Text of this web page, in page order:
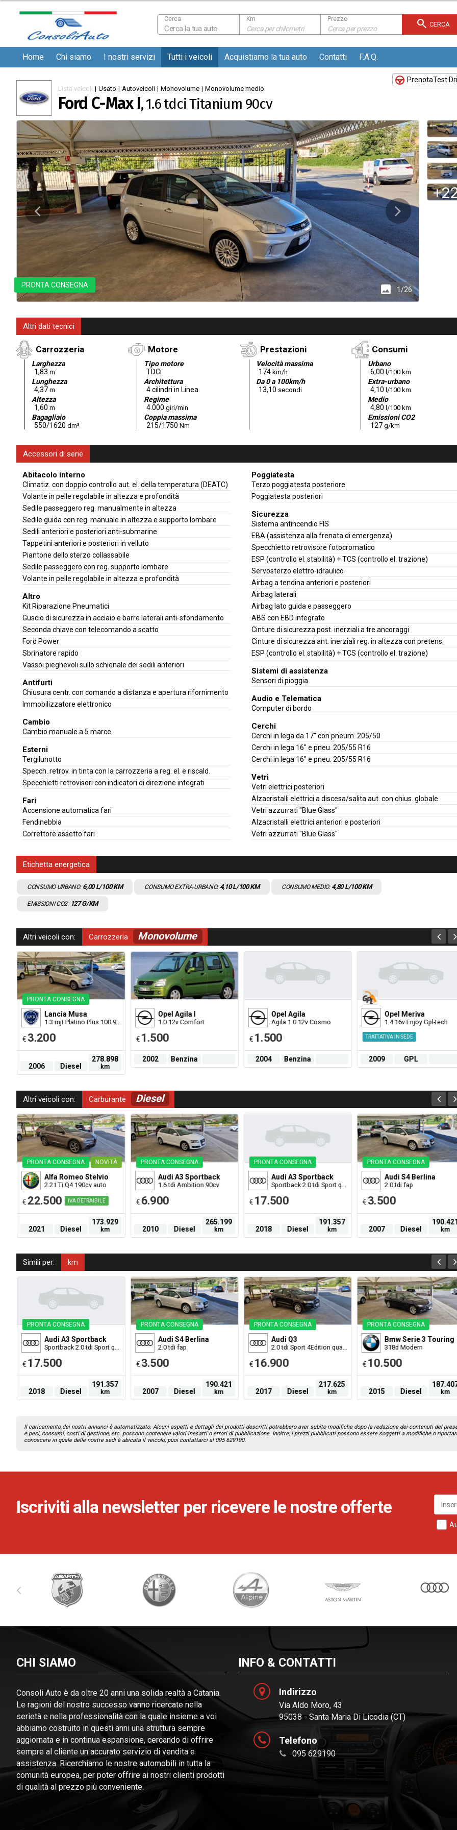
Cerca per chilometri Cerca per prezzo
CERCA
Home Chi siamo I nostri servizi Tutti i veicoli Acquistiamo la tua auto Contatti F.A.Q.
PrenotaTest
Lista veicoli | Usato | Autoveicoli | Monovolume | Monovolume medio
Ford C-Max I,1.6 tdci Titanium 90cv
PRONTA CONSEGNA insert_photo 2/26
Altri dati tecnici
Carrozzeria
Larghezza
1,83 m
Lunghezza
4,37 m
Altezza
1,60 m
Bagagliaio
550/1620 dm³
Motore
Tipo motore
TDCi
Architettura
4 cilindri in Linea
Regime
4.000 giri/min
Coppia massima
215/1750 Nm
Prestazioni
Velocità massima
174km/h
Da 0 a 100km/h
13,10 secondi
Consumi
Urbano
6,00 l/100 km
Extra-urbano
4,10 l/100 km
Medio
4,80 l/100 km
Emissioni CO2
127 g/km
Accessori di serie
Abitacolo interno
Climatiz. con doppio controllo aut. el. della temperatura (DEATC)
Volante in pelle regolabile in altezza e profondità
Sedile passeggero reg. manualmente in altezza
Sedile guida con reg. manuale in altezza e supporto lombare
Sedili anteriori e posteriori anti-submarine
Tappetini anteriori e posteriori in velluto
Piantone dello sterzo collassabile
Sedile passeggero con reg. supporto lombare
Volante in pelle regolabile in altezza e profondità
Altro
Kit Riparazione Pneumatici
Guscio di sicurezza in acciaio e barre laterali anti-sfondamento
Seconda chiave con telecomando a scatto
Ford Power
Sbrinatore rapido
Vassoi pieghevoli sullo schienale dei sedili anteriori
Antifurti
Chiusura centr. con comando a distanza e apertura rifornimento
Immobilizzatore elettronico
Cambio
Cambio manuale a 5 marce
Esterni
Tergilunotto
Specch. retrov. in tinta con la carrozzeria a reg. el. e riscald.
Specchietti retrovisori con indicatori di direzione integrati
Fari
Accensione automatica fari
Fendinebbia
Correttore assetto fari
Poggiatesta
Terzo poggiatesta posteriore
Poggiatesta posteriori
Sicurezza
Sistema antincendio FIS
EBA (assistenza alla frenata di emergenza)
Specchietto retrovisore fotocromatico
ESP (controllo el. stabilità) + TCS (controllo el. trazione)
Servosterzo elettro-idraulico
Airbag a tendina anteriori e posteriori
Airbag laterali
Airbag lato guida e passeggero
ABS con EBD integrato
Cinture di sicurezza post. inerziali a tre ancoraggi
Cinture di sicurezza ant. inerziali reg. in altezza con pretens.
ESP (controllo el. stabilità) + TCS (controllo el. trazione)
Sistemi di assistenza
Sensori di pioggia
Audio e Telematica
Computer di bordo
Cerchi
Cerchi in lega da 17" con pneum. 205/50
Cerchi in lega 16" e pneu. 205/55 R16
Cerchi in lega 16" e pneu. 205/55 R16
Vetri
Vetri elettrici posteriori
Alzacristalli elettrici a discesa/salita aut. con chius. globale
Vetri azzurrati "Blue Glass"
Alzacristalli elettrici anteriori e posteriori
Vetri azzurrati "Blue Glass"
Etichetta energetica
CONSUMO URBANO:6,00L/100 KM CONSUMO EXTRA-URBANO: 4,10L/100 KM CONSUMO MEDIO:4,80L/100 KM
EMISSIONI CO2: 127G/KM
Altri veicoli con: Carrozzeria Monovolume
PRONTA CONSEGNA
Lancia Musa
€3.200
2006 Diesel
278.898
km
Opel Agila I
1.0 12v Comfort
€ 1.500
2002 Benzina
Opel Agila
Agila 1.0 12v Cosmo
€1.500
2004 Benzina
Opel Meriva
1.4 16v Enjoy Gpl-tech
TRATTATIVA IN SEDE
2009 GPL
Altri veicoli con: Carburante Diesel
PRONTA CONSEGNA NOVITÀ
Alfa Romeo Stelvio
2.2 t Ti Q4 190cv auto
€22.500 IVA DETRAIBILE
2021 Diesel
173.929
km
PRONTA CONSEGNA
Audi A3 Sportback
1.6 tdi Ambition 90cv
€6.900
2010 Diesel
265.199
km
PRONTA CONSEGNA
Audi A3 Sportback
€17.500
2018 Diesel
191.357
km
PRONTA CONSEGNA
Audi S4 Berlina
2.0 tdi fap
€3.500
2007 Diesel
190.421
km
Simili per: km
PRONTA CONSEGNA
Audi A3 Sportback
€ 17.500
2018 Diesel
191.357
km
PRONTA CONSEGNA
Audi S4 Berlina
2.0 tdi fap
€3.500
2007 Diesel
190.421
km
PRONTA CONSEGNA
Audi Q3
€16.900
2017 Diesel
217.625
km
PRONTA CONSEGNA
Bmw Serie 3 Touring
318d Modern
€10.500
2015 Diesel km
Il caricamento dei nostri annunci è automatizzato. Alcuni aspetti e dettagli dei prodotti descritti potrebbero aver subito modifiche dopo la redazione dei contenuti del
e pesi, consumi, costi di gestione, etc. possono contenere valori inesatti o errori di pubblicazione. Inoltre, i prezzi pubblicati possono essere soggetti a modifiche o
conoscere in quale delle nostre sedi è ubicata il veicolo, puoi contattarci al 095 629190.
Iscriviti alla newsletter per ricevere le nostre offerte
CHI SIAMO
Consoli Auto è da oltre 20 anni una solida realtà a Catania.
Le ragioni del nostro successo vanno ricercate nella
serietà e nella professionalità con la quale insieme a voi
abbiamo costruito in questi anni una struttura sempre
aggiornata e in continua espansione, cercando di offrire
sempre al cliente un accurato servizio di vendita e
assistenza. Ricerchiamo le nostre automobili in tutta la
comunità europea, per poter offrire ai nostri clienti prodotti
di qualità al prezzo più conveniente.
INFO & CONTATTI
Indirizzo
Via Aldo Moro, 43
95038 - Santa Maria Di Licodia (CT)
Telefono
095 629190